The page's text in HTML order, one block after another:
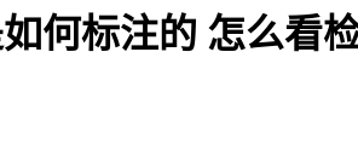
何标注的 怎么看